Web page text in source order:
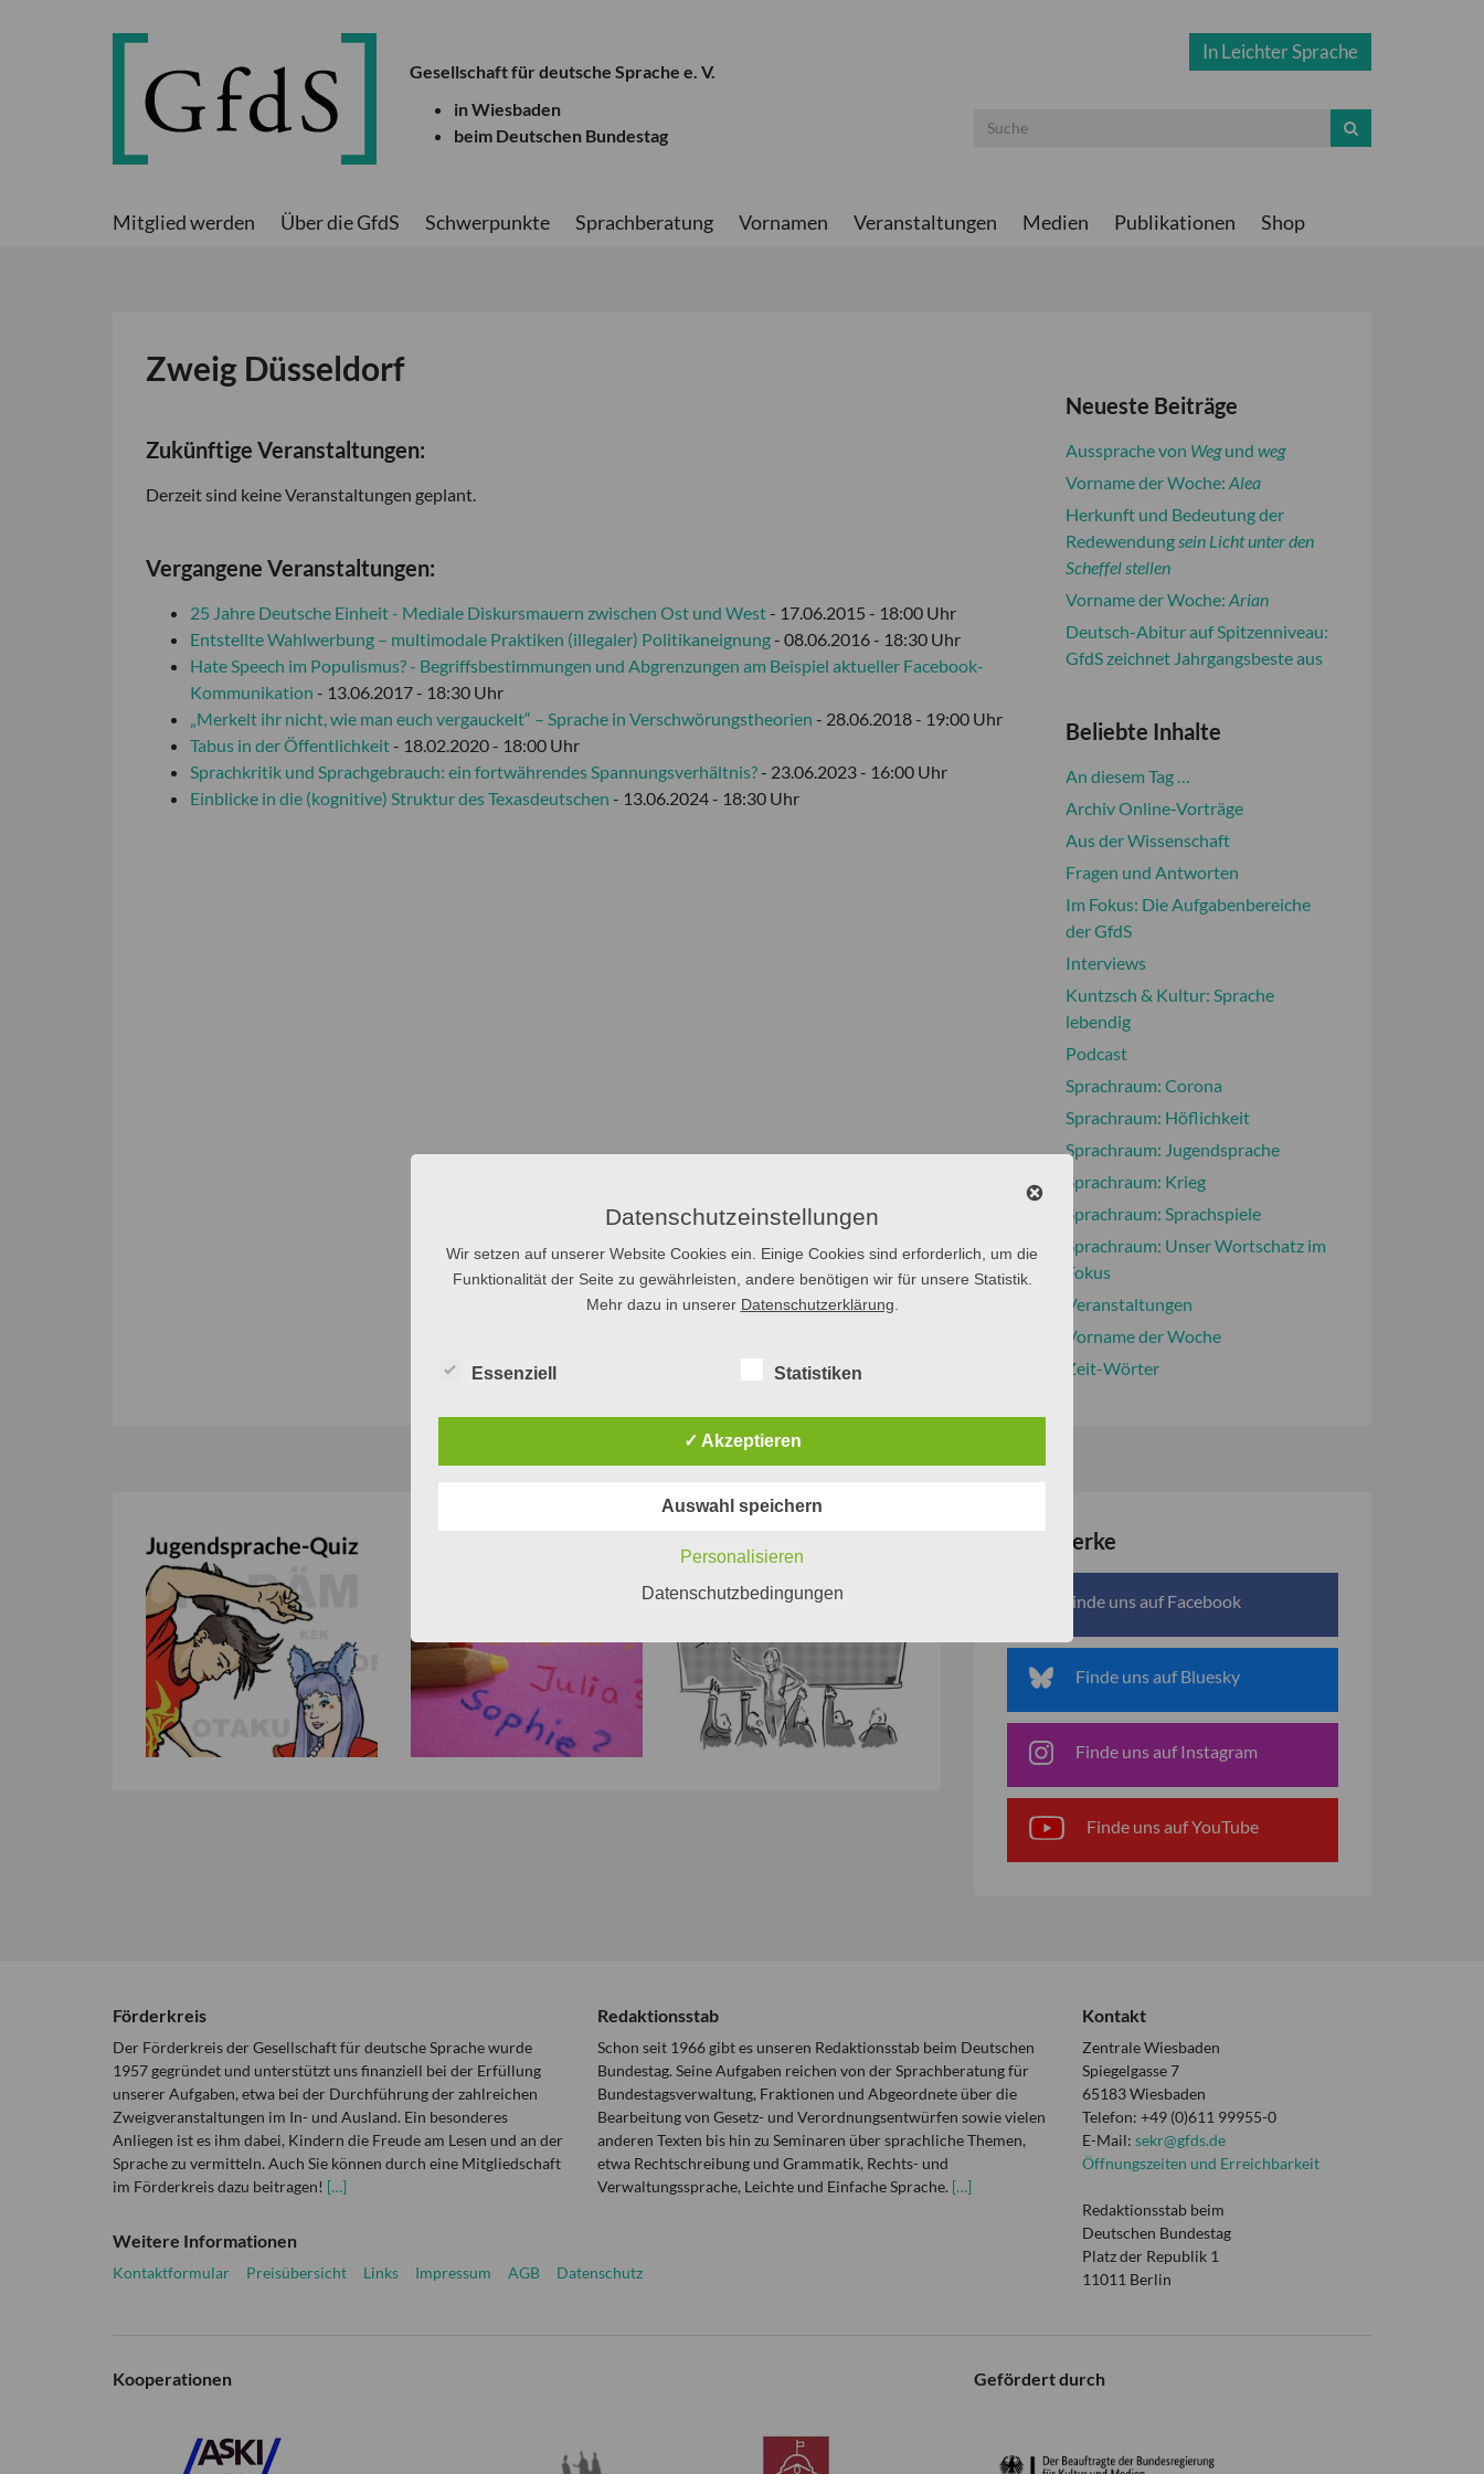
Gesellschaft für deutsche Sprache e. V.
in Wiesbaden
beim Deutschen Bundestag
In Leichter Sprache
Mitglied werden Über die GfdS Schwerpunkte Sprachberatung Vornamen Veranstaltungen Medien Publikationen Shop
Zweig Düsseldorf
Zukünftige Veranstaltungen:
Derzeit sind keine Veranstaltungen geplant.
Vergangene Veranstaltungen:
25 Jahre Deutsche Einheit - Mediale Diskursmauern zwischen Ost und West- 17.06.2015 - 18:00 Uhr
Entstellte Wahlwerbung – multimodale Praktiken (illegaler) Politikaneignung- 08.06.2016 - 18:30 Uhr
Hate Speech im Populismus? - Begriffsbestimmungen und Abgrenzungen am Beispiel aktueller Facebook-
Kommunikation - 13.06.2017 - 18:30 Uhr
„Merkelt ihr nicht, wie man euch vergauckelt“ – Sprache in Verschwörungstheorien - 28.06.2018 - 19:00 Uhr
Tabus in der Öffentlichkeit- 18.02.2020 - 18:00 Uhr
Sprachkritik und Sprachgebrauch: ein fortwährendes Spannungsverhältnis?- 23.06.2023 - 16:00 Uhr
Einblicke in die (kognitive) Struktur des Texasdeutschen - 13.06.2024 - 18:30 Uhr
Neueste Beiträge
Aussprache von Wegund weg
Vorname der Woche: Alea
Herkunft und Bedeutung der
Redewendungsein Licht unter den
Scheffel stellen
Vorname der Woche: Arian
Deutsch-Abitur auf Spitzenniveau:
GfdS zeichnet Jahrgangsbeste aus
Beliebte Inhalte
An diesem Tag …
Archiv Online-Vorträge
Aus der Wissenschaft
Fragen und Antworten
Im Fokus: Die Aufgabenbereiche
der GfdS
Interviews
Kuntzsch & Kultur: Sprache
lebendig
Podcast
Sprachraum: Corona
Sprachraum: Höflichkeit
Sprachraum: Jugendsprache
Sprachraum: Krieg
Sprachraum: Sprachspiele
Sprachraum: Unser Wortschatz im
Fokus
Veranstaltungen
Vorname der Woche
Zeit-Wörter
Netzwerke
Finde uns auf Facebook
Finde uns auf Bluesky
Finde uns auf Instagram
Finde uns auf YouTube
Förderkreis
Der Förderkreis der Gesellschaft für deutsche Sprache wurde
1957 gegründet und unterstützt uns finanziell bei der Erfüllung
unserer Aufgaben, etwa bei der Durchführung der zahlreichen
Zweigveranstaltungen im In- und Ausland. Ein besonderes
Anliegen ist es ihm dabei, Kindern die Freude am Lesen und an der
Sprache zu vermitteln. Auch Sie können durch eine Mitgliedschaft
im Förderkreis dazu beitragen! […]
Redaktionsstab
Schon seit 1966 gibt es unseren Redaktionsstab beim Deutschen
Bundestag. Seine Aufgaben reichen von der Sprachberatung für
Bundestagsverwaltung, Fraktionen und Abgeordnete über die
Bearbeitung von Gesetz- und Verordnungsentwürfen sowie vielen
anderen Texten bis hin zu Seminaren über sprachliche Themen,
etwa Rechtschreibung und Grammatik, Rechts- und
Verwaltungssprache, Leichte und Einfache Sprache. […]
Weitere Informationen
Kontaktformular Preisübersicht Links Impressum AGB Datenschutz
Kontakt
Zentrale Wiesbaden
Spiegelgasse 7
65183 Wiesbaden
Telefon: +49 (0)611 99955-0
E-Mail: sekr@gfds.de
Öffnungszeiten und Erreichbarkeit
Redaktionsstab beim
Deutschen Bundestag
Platz der Republik 1
11011 Berlin
Kooperationen Gefördert durch
Datenschutzeinstellungen
Wir setzen auf unserer Website Cookies ein. Einige Cookies sind erforderlich, um die
Funktionalität der Seite zu gewährleisten, andere benötigen wir für unsere Statistik.
Mehr dazu in unserer Datenschutzerklärung
Essenziell Statistiken
✓ Akzeptieren
Auswahl speichern
Personalisieren
Datenschutzbedingungen